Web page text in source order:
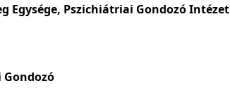
Egysége, Pszichiátriai Gondozó Intézet